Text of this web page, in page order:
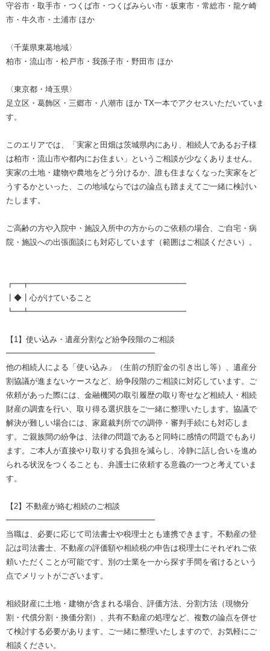
守谷市・取手市・つくば市・つくばみらい市・坂東市・常総市・龍ケ崎
市・牛久市・土浦市 ほか
〈千葉県東葛地域〉
柏市・流山市・松戸市・我孫子市・野田市 ほか
〈東京都・埼玉県〉
足立区・葛飾区・三郷市・八潮市 ほか TX一本でアクセスいただいていま
す。
このエリアでは、「実家と田畑は茨城県内にあり、相続人であるお子様
は柏市・流山市や都内にお住まい」というご相談が少なくありません。
実家の土地・建物や農地をどう分けるか、誰も住まなくなった実家をど
うするかといった、この地域ならではの論点も踏まえてご一緒に検討い
たします。
ご高齢の方や入院中・施設入所中の方からのご依頼の場合、ご自宅・病
院・施設への出張面談にも対応しています（範囲はご相談ください）。
┏━┳━━━━━━━━━━━━━━━━━━━━
┃◆┃心がけていること
┗━┻━━━━━━━━━━━━━━━━━━━━
【1】使い込み・遺産分割など紛争段階のご相談
━━━━━━━━━━━━━━━━━━━
他の相続人による「使い込み」（生前の預貯金の引き出し等）、遺産分
割協議が進まないケースなど、紛争段階のご相談に対応しています。ご
依頼があった際には、金融機関の取引履歴の取り寄せなど相続人・相続
財産の調査を行い、取り得る選択肢をご一緒に整理いたします。協議で
解決が難しい場合には、家庭裁判所での調停・審判手続にも対応しま
す。ご親族間の紛争は、法律の問題であると同時に感情の問題でもあり
ます。ご本人が直接やり取りする負担を減らし、冷静に話し合いを進め
られる状況をつくることも、弁護士に依頼する意義の一つと考えていま
す。
【2】不動産が絡む相続のご相談
━━━━━━━━━━━━━━━━━━━
当職は、必要に応じて司法書士や税理士とも連携できます。不動産の登
記は司法書士、不動産の評価額や相続税の申告は税理士にそれぞれご依
頼いただくことが可能です。別の士業を一から探す手間を省けるという
点でメリットがございます。
相続財産に土地・建物が含まれる場合、評価方法、分割方法（現物分
割・代償分割・換価分割）、共有不動産の処理など、複数の論点を併せ
て検討する必要があります。ご一緒に整理いたしますので、お気軽にご
相談ください。